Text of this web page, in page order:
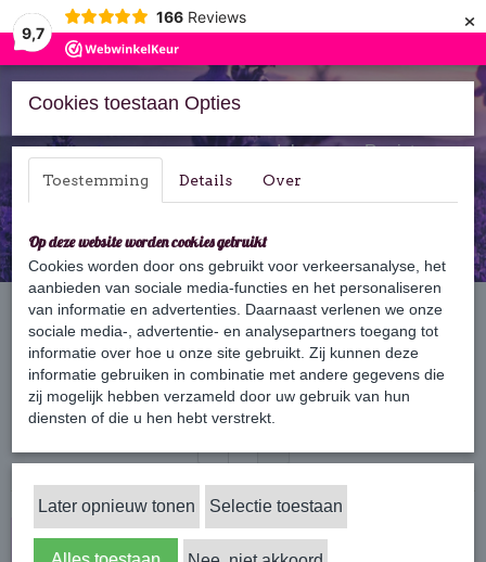
9,7
166 Reviews ×
Inloggen Registreren
Home › Zeep › Gastenzeep
Sorteer op:
Cookies toestaan Opties
Toestemming Details Over
Op deze website worden cookies gebruikt
Cookies worden door ons gebruikt voor verkeersanalyse, het
aanbieden van sociale media-functies en het personaliseren
van informatie en advertenties. Daarnaast verlenen we onze
sociale media-, advertentie- en analysepartners toegang tot
informatie over hoe u onze site gebruikt. Zij kunnen deze
informatie gebruiken in combinatie met andere gegevens die
zij mogelijk hebben verzameld door uw gebruik van hun
diensten of die u hen hebt verstrekt.
Later opnieuw tonen Selectie toestaan